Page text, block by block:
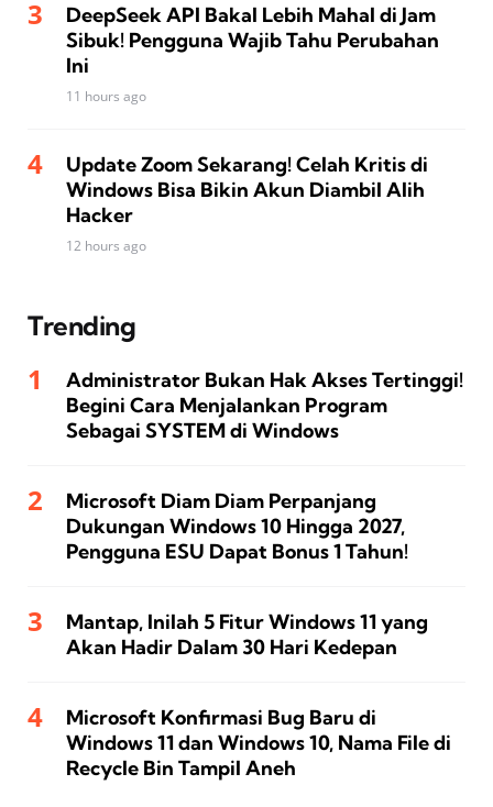
DeepSeek API Bakal Lebih Mahal di Jam
Sibuk! Pengguna Wajib Tahu Perubahan
Ini
11 hours ago
Update Zoom Sekarang! Celah Kritis di
Windows Bisa Bikin Akun Diambil Alih
Hacker
12 hours ago
Trending
Administrator Bukan Hak Akses Tertinggi!
Begini Cara Menjalankan Program
Sebagai SYSTEM di Windows
Microsoft Diam Diam Perpanjang
Dukungan Windows 10 Hingga 2027,
Pengguna ESU Dapat Bonus 1 Tahun!
Mantap, Inilah 5 Fitur Windows 11 yang
Akan Hadir Dalam 30 Hari Kedepan
Microsoft Konfirmasi Bug Baru di
Windows 11 dan Windows 10, Nama File di
Recycle Bin Tampil Aneh